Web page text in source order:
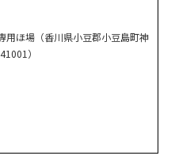
用ほ場（香川県小豆郡小豆島町神
）